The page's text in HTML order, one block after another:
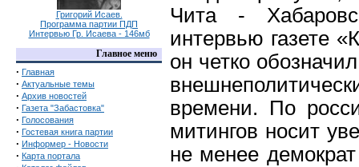
Григорий Исаев.
Программа партии ПДП
Интервью Гр. Исаева - 146мб
Главное меню
· Главная
· Актуальные темы
· Архив новостей
· Газета "Забастовка"
· Голосования
· Гостевая книга партии
· Информер - Новости
· Карта портала
Чита -
интервью газете
он четко
времени. По
митингов носит
не менее